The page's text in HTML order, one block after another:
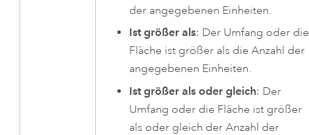
der angegebenen Einheiten.
Ist größer als: Der Umfang oder die
Fläche ist größer als die Anzahl der
angegebenen Einheiten.
Ist größer als oder gleich: Der
Umfang oder die Fläche ist größer
als oder gleich der Anzahl der